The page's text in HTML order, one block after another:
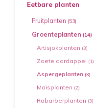
Eetbare planten
Fruitplanten (53)
Groenteplanten (14)
Artisjokplanten (3)
Zoete aardappel (1)
Aspergeplanten (3)
Maïsplanten (2)
Rabarberplanten (3)